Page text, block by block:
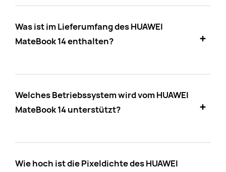
Was ist im Lieferumfang des HUAWEI
MateBook 14 enthalten?
Welches Betriebssystem wird vom HUAWEI
MateBook 14 unterstützt?
Wie hoch ist die Pixeldichte des HUAWEI